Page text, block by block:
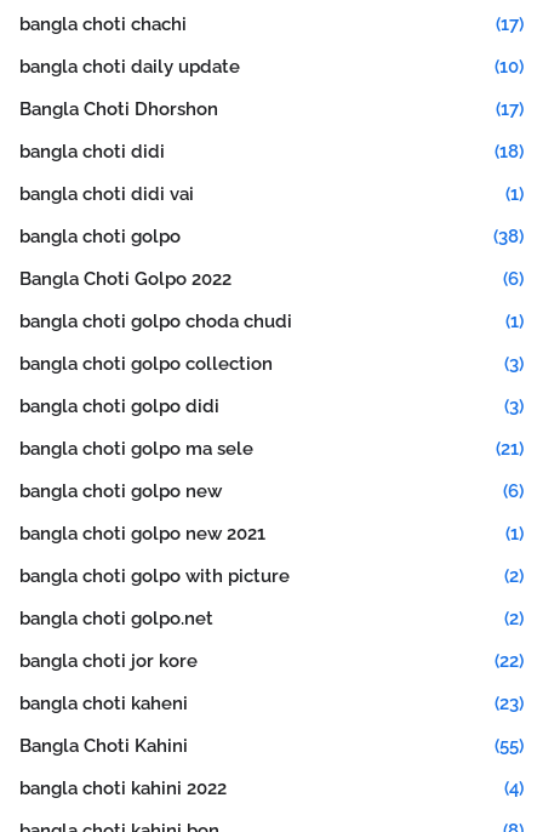
bangla choti chachi
(17)
bangla choti daily update
(10)
Bangla Choti Dhorshon
(17)
bangla choti didi
(18)
bangla choti didi vai
(1)
bangla choti golpo
(38)
Bangla Choti Golpo 2022
(6)
bangla choti golpo choda chudi
(1)
bangla choti golpo collection
(3)
bangla choti golpo didi
(3)
bangla choti golpo ma sele
(21)
bangla choti golpo new
(6)
bangla choti golpo new 2021
(1)
bangla choti golpo with picture
(2)
bangla choti golpo.net
(2)
bangla choti jor kore
(22)
bangla choti kaheni
(23)
Bangla Choti Kahini
(55)
bangla choti kahini 2022
(4)